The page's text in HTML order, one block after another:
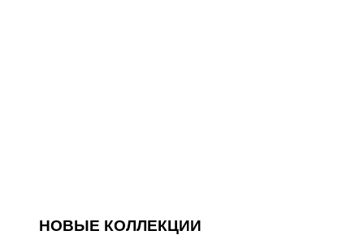
НОВЫЕ КОЛЛЕКЦИИ